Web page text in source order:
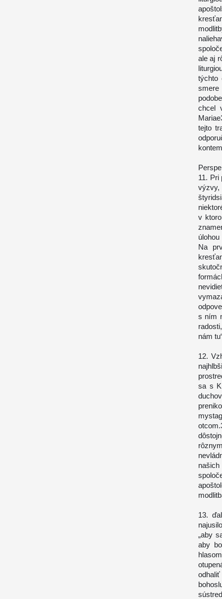
ale aj
týchto
smere
chcel
tejto
11. Pri
v
Na
s ním
nám
12.
sa s
13.
„aby
aby